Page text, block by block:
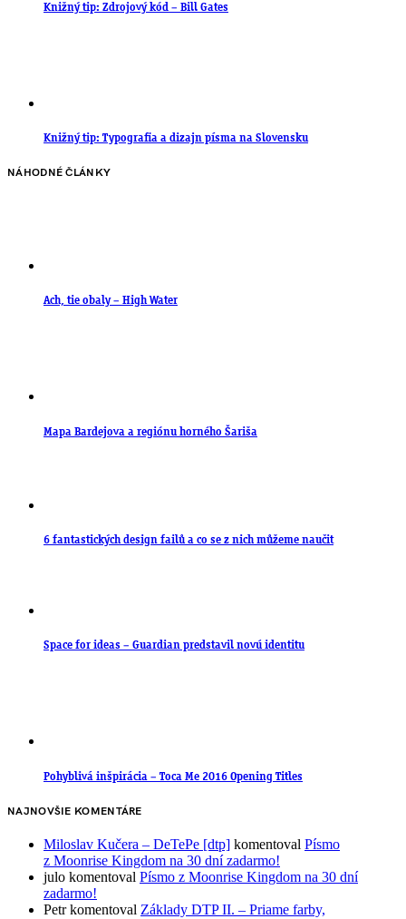
Knižný tip: Zdrojový kód – Bill Gates
Knižný tip: Typografia a dizajn písma na Slovensku
NÁHODNÉ ČLÁNKY
Ach, tie obaly – High Water
Mapa Bardejova a regiónu horného Šariša
6 fantastických design failů a co se z nich můžeme naučit
Space for ideas – Guardian predstavil novú identitu
Pohyblivá inšpirácia – Toca Me 2016 Opening Titles
NAJNOVŠIE KOMENTÁRE
Miloslav Kučera – DeTePe [dtp] komentoval Písmo
z Moonrise Kingdom na 30 dní zadarmo!
julo komentoval Písmo z Moonrise Kingdom na 30 dní
zadarmo!
Petrkomentoval Základy DTP II. – Priame farby,